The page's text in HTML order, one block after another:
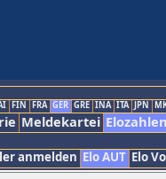
FIN FRA GER GRE INA ITA JPN
Meldekartei Elozahlen
anmelden Elo AUT Elo